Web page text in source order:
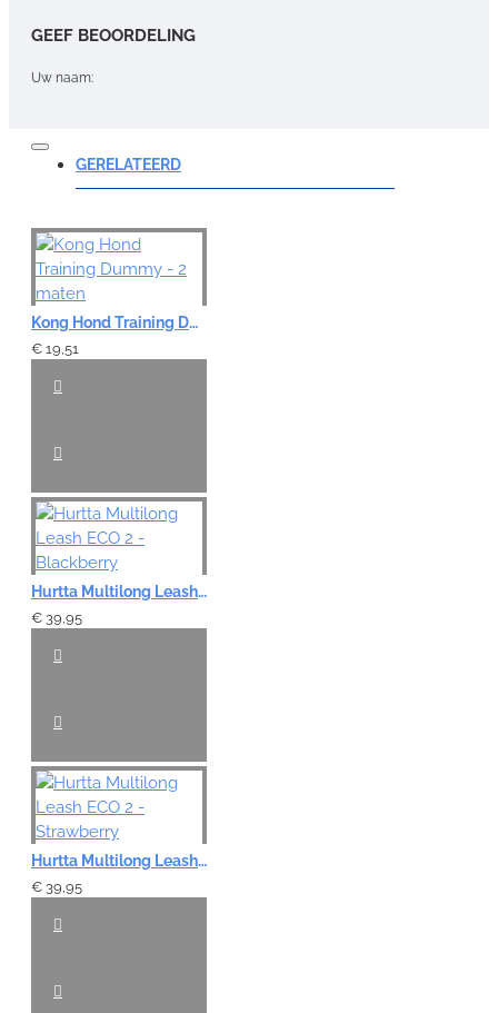
GEEF BEOORDELING
Uw naam:
Opmerking:
Note:HTML-code wordt niet vertaald!
Waardering:
Slecht
GERELATEERD
Kong Hond Training Dummy - 2 maten
€ 19,51
Hurtta Multilong Leash ECO 2 - Blackberry
€ 39,95
Hurtta Multilong Leash ECO 2 - Strawberry
€ 39,95